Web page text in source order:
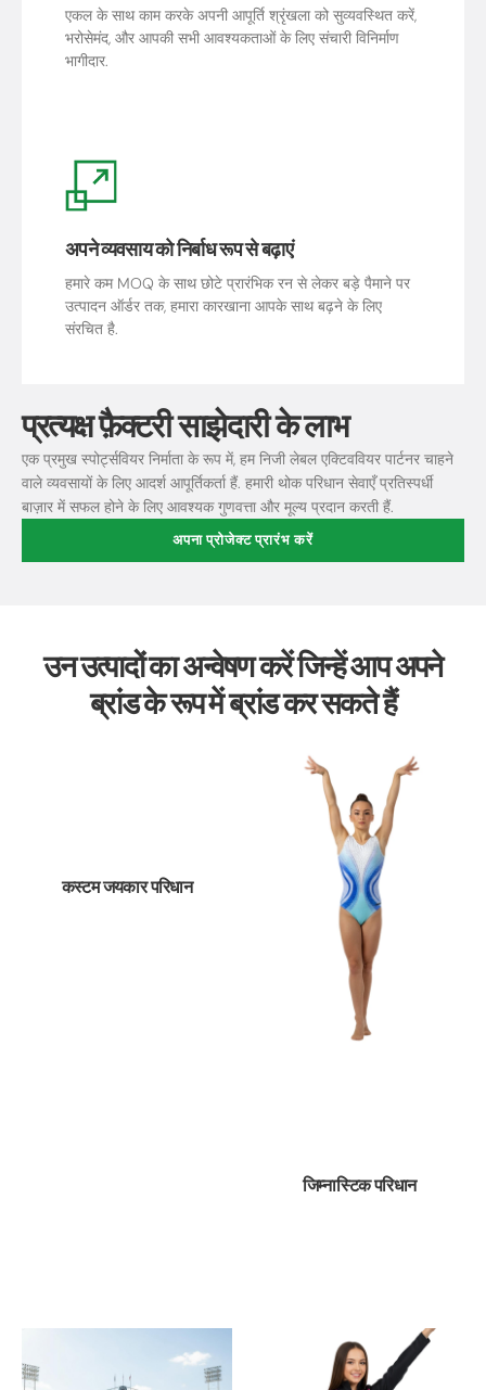
प्रत्यक्ष फ़ैक्टरी साझेदारी के लाभ
एक प्रमुख स्पोर्ट्सवियर निर्माता के रूप में, हम निजी लेबल एक्टिववियर पार्टनर चाहने
वाले व्यवसायों के लिए आदर्श आपूर्तिकर्ता हैं. हमारी थोक परिधान सेवाएँ प्रतिस्पर्धी
बाज़ार में सफल होने के लिए आवश्यक गुणवत्ता और मूल्य प्रदान करती हैं.
अपना प्रोजेक्ट प्रारंभ करें
एकल के साथ काम करके अपनी आपूर्ति श्रृंखला को सुव्यवस्थित करें,
भरोसेमंद, और आपकी सभी आवश्यकताओं के लिए संचारी विनिर्माण
भागीदार.
अपने व्यवसाय को निर्बाध रूप से बढ़ाएं
हमारे कम MOQ के साथ छोटे प्रारंभिक रन से लेकर बड़े पैमाने पर
उत्पादन ऑर्डर तक, हमारा कारखाना आपके साथ बढ़ने के लिए
संरचित है.
उन उत्पादों का अन्वेषण करें जिन्हें आप अपने
ब्रांड के रूप में ब्रांड कर सकते हैं
कस्टम जयकार परिधान
जिम्नास्टिक परिधान